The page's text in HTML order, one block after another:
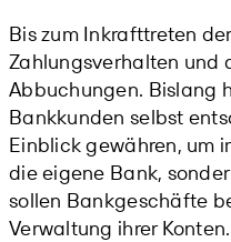
Bis zum Inkrafttreten
Zahlungsverhalten und
Abbuchungen. Bislang
Bankkunden selbst
Einblick gewähren, um
die eigene Bank,
sollen Bankgeschäfte
Verwaltung ihrer Konten.